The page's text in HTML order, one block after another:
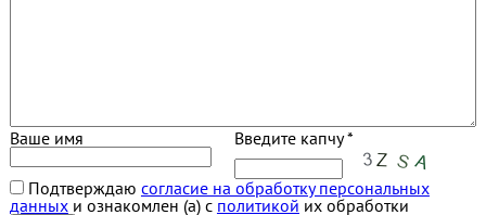
Ваше имя Введите капчу *
Подтверждаю согласие на обработку персональных
данныхи ознакомлен (а) с политикой их обработки